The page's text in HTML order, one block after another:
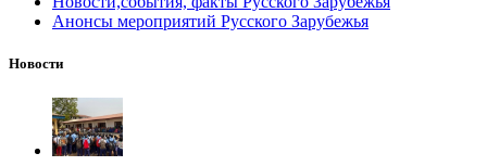
Анонсы мероприятий Русского Зарубежья
Новости